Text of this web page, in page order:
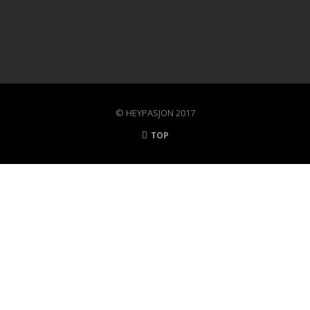
© HEYPASJON 2017
TOP